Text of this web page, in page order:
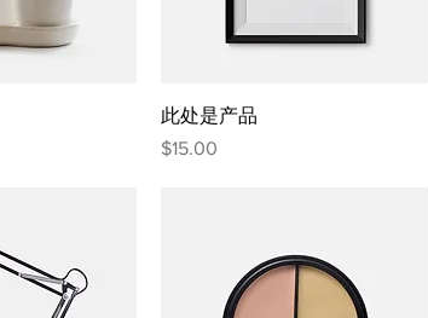
此处是产品
價格
$15.00